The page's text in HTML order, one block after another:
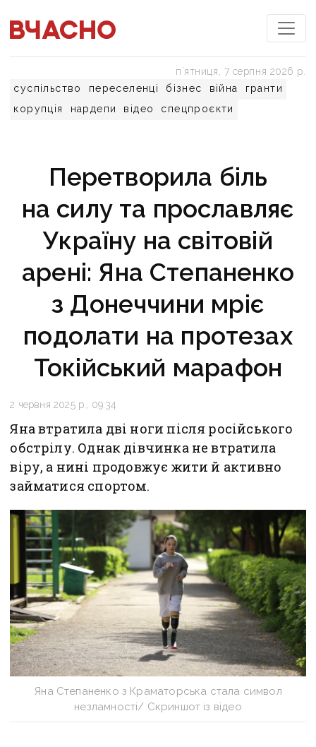
суспільство переселенці бізнес війна
гранти
корупція
нардепи відео спецпроєкти
пʼятниця, 7 серпня 2026 р.
Перетворила біль
на силу та прославляє
Україну на світовій
арені: Яна Степаненко
з Донеччини мріє
подолати на протезах
Токійський марафон
2 червня 2025 р., 09:34
Яна втратила дві ноги після російського
обстрілу. Однак дівчинка не втратила
віру, а нині продовжує жити й активно
займатися спортом.
Яна Степаненко з Краматорська стала символ
незламності/ Скриншот із відео